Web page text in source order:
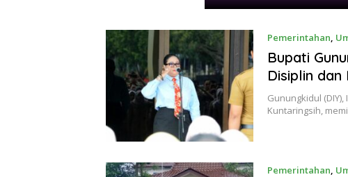
Pemerintahan,
Bupati
Disiplin dan
Gunungkidul
Kuntaringsih,
Pemerintahan,